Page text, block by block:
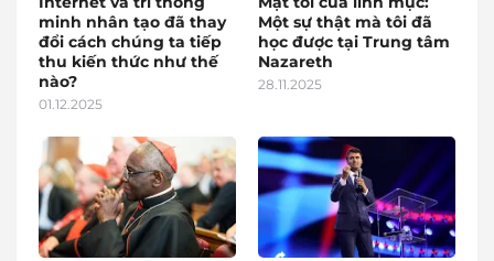
minh nhân tạo đã thay
đổi cách chúng ta tiếp
thu kiến thức như thế
nào?
01.12.2025
Một sự thật mà tôi đã
học được tại Trung tâm
Nazareth
28.11.2025